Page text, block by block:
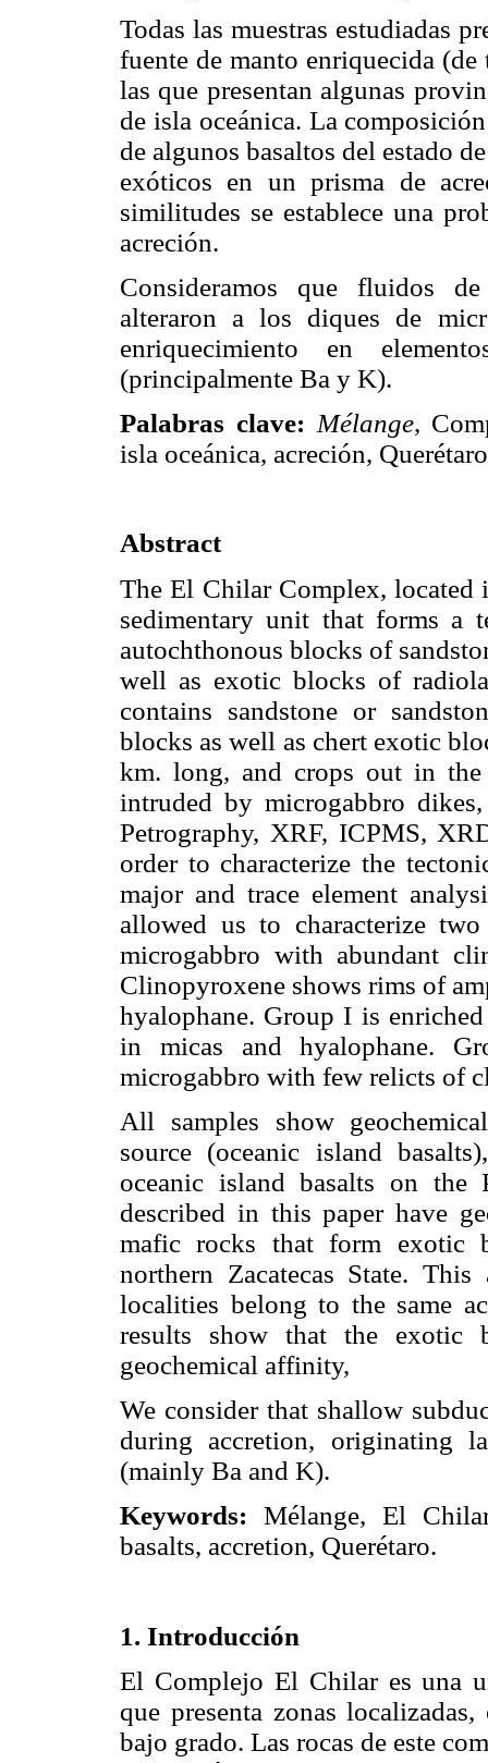
Todas las muestras estudiadas
fuente de manto enriquecida
las que presentan algunas
de isla oceánica. La
de algunos basaltos del estado
exóticos en un prisma de
similitudes se establece una
acreción.
Consideramos que fluidos
alteraron a los diques de
enriquecimiento en
(principalmente Ba y K).
Palabras clave: Mélange,
isla oceánica, acreción,
Abstract
The El Chilar Complex, located
sedimentary unit that forms a
autochthonous blocks of
well as exotic blocks of
contains sandstone or
blocks as well as chert exotic
km. long, and crops out in
intruded by microgabbro
Petrography, XRF, ICPMS,
order to characterize the
major and trace element
allowed us to characterize
microgabbro with abundant
Clinopyroxene shows rims of
hyalophane. Group I is
in micas and hyalophane.
microgabbro with few relicts of
All samples show
source (oceanic island
oceanic island basalts on the
described in this paper have
mafic rocks that form exotic
northern Zacatecas State.
localities belong to the same
results show that the exotic
geochemical affinity,
We consider that shallow
during accretion, originating
(mainly Ba and K).
Keywords: Mélange, El
basalts, accretion, Querétaro.
1. Introducción
El Complejo El Chilar es una
que presenta zonas
bajo grado. Las rocas de este